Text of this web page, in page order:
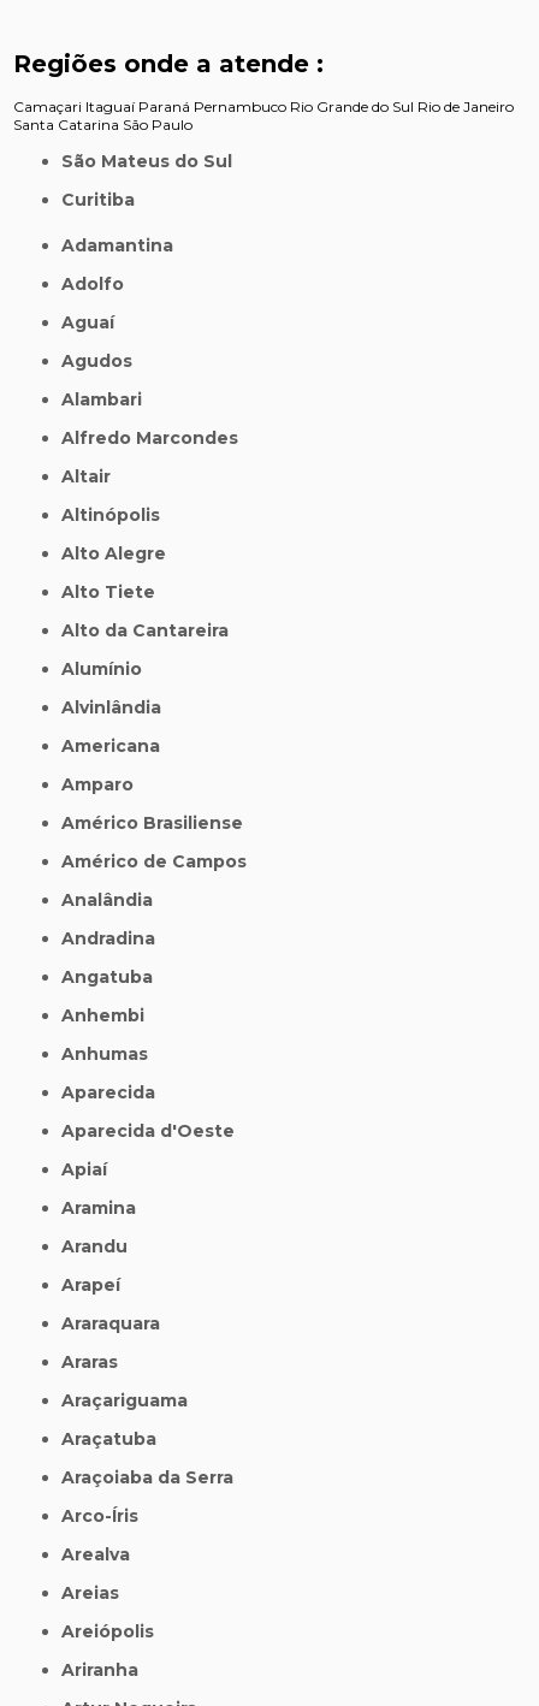
Regiões onde a atende :
Camaçari Itaguaí Paraná Pernambuco Rio Grande do Sul Rio de Janeiro
Santa Catarina São Paulo
São Mateus do Sul
Curitiba
Adamantina
Adolfo
Aguaí
Agudos
Alambari
Alfredo Marcondes
Altair
Altinópolis
Alto Alegre
Alto Tiete
Alto da Cantareira
Alumínio
Alvinlândia
Americana
Amparo
Américo Brasiliense
Américo de Campos
Analândia
Andradina
Angatuba
Anhembi
Anhumas
Aparecida
Aparecida d'Oeste
Apiaí
Aramina
Arandu
Arapeí
Araraquara
Araras
Araçariguama
Araçatuba
Araçoiaba da Serra
Arco-Íris
Arealva
Areias
Areiópolis
Ariranha